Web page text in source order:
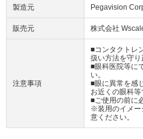
製造元 Pegavision
販売元 株式会社
注意事項
■コンタクトレ
扱い方法を守り
■眼科医院等に
い。
■眼に異常を感
お近くの眼科等
■ご使用の前に
※装用のイメー
意ください。